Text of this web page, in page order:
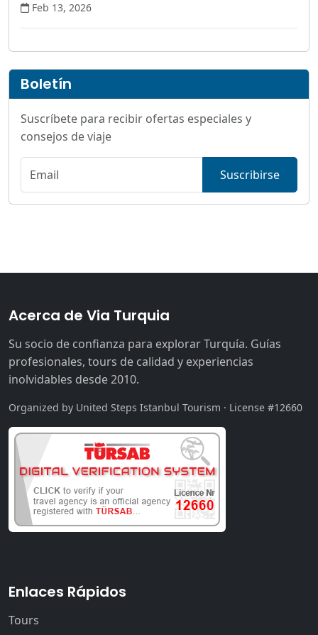
Feb 13, 2026
Boletín
Suscríbete para recibir ofertas especiales y
consejos de viaje
Suscribirse
Acerca de Via Turquia
Su socio de confianza para explorar Turquía. Guías
profesionales, tours de calidad y experiencias
inolvidables desde 2010.
Organized by United Steps Istanbul Tourism · License #12660
Enlaces Rápidos
Tours